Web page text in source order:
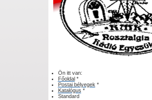
Ön itt van:
Főoldal *
Postai bélyegek *
Katalógus *
Standard